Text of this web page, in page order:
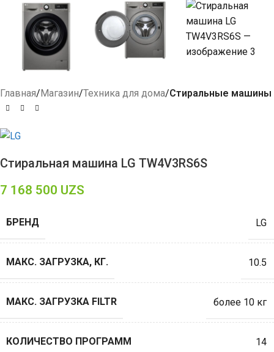
Главная Магазин Техника для дома Стиральные машины
Стиральная машина LG TW4V3RS6S
7 168 500 UZS
БРЕНД LG
МАКС. ЗАГРУЗКА, КГ. 10.5
МАКС. ЗАГРУЗКА FILTR более 10 кг
КОЛИЧЕСТВО ПРОГРАММ 14